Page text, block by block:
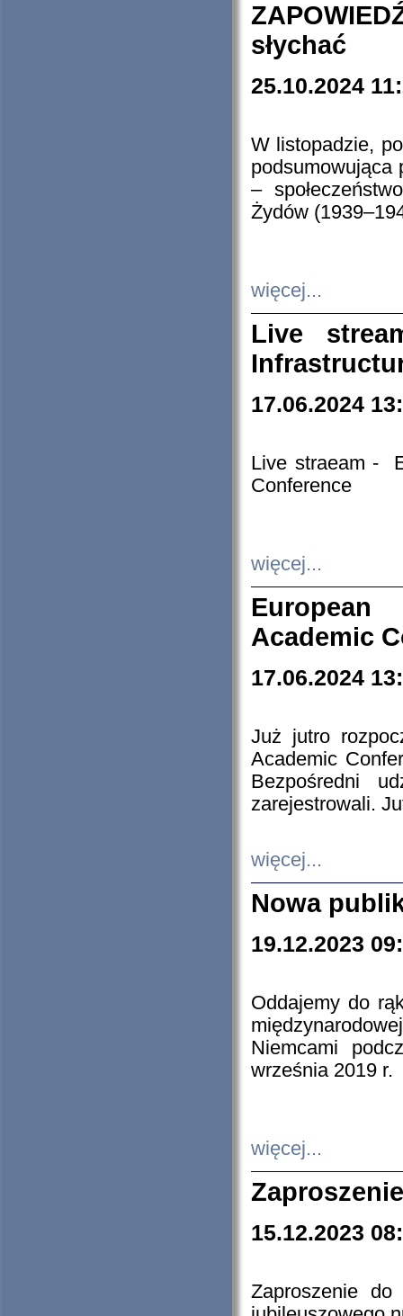
słychać
25.10.2024
W listopadzie,
podsumowująca
–
Żydów
więcej...
Live
17.06.2024
Live straeam -
Conference
więcej...
European
Academic
17.06.2024
Już jutro
Academic
Bezpośredni
zarejestrowali.
więcej...
Nowa
19.12.2023
Oddajemy do
Niemcami
września 2019 r.
więcej...
15.12.2023
Zaproszenie do